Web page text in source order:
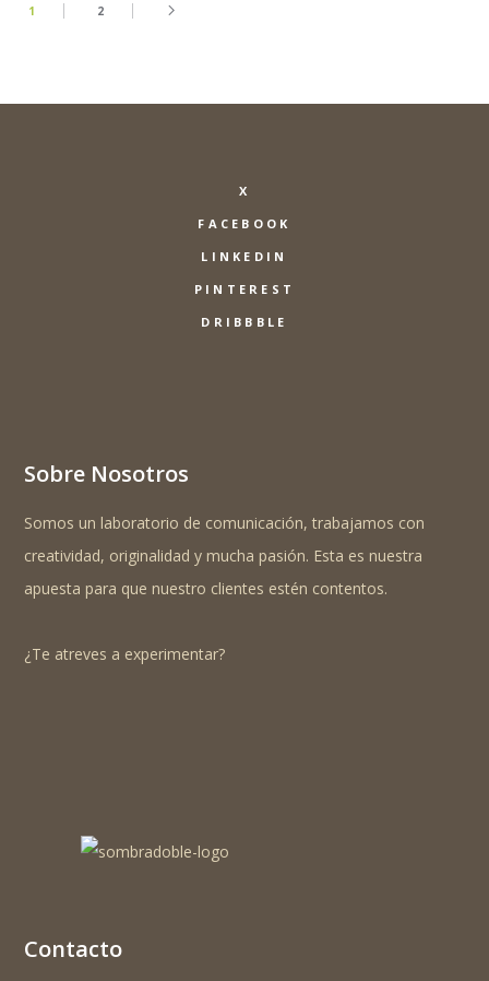
1 2
X
FACEBOOK
LINKEDIN
PINTEREST
DRIBBBLE
Sobre Nosotros
Somos un laboratorio de comunicación, trabajamos con
creatividad, originalidad y mucha pasión. Esta es nuestra
apuesta para que nuestro clientes estén contentos.
¿Te atreves a experimentar?
Contacto